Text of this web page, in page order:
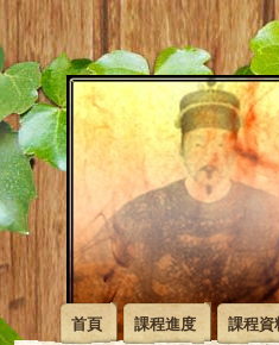
首頁 課程進度 課程資